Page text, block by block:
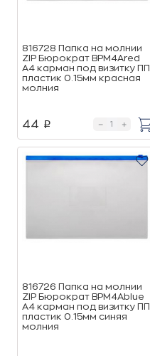
816728 Папка на молнии
ZIP Бюрократ BPM4Ared
А4 карман под визитку ПП
пластик 0.15мм красная
молния
44 p
816726 Папка на молнии
ZIP Бюрократ BPM4Ablue
А4 карман под визитку ПП
пластик 0.15мм синяя
молния